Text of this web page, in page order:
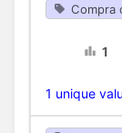
Compra
1
1 unique